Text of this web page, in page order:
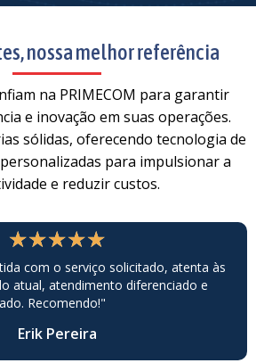
nossa melhor referência
na PRIMECOM para garantir
e inovação em suas operações.
sólidas, oferecendo tecnologia de
para impulsionar a
e reduzir custos.
★★★★★
com o serviço solicitado, atenta às
atual, atendimento diferenciado e
Recomendo!"
Erik Pereira